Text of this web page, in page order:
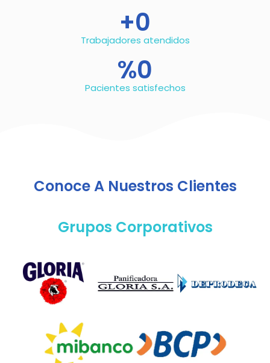
Trabajadores atendidos
+0
Pacientes satisfechos
%0
Conoce A Nuestros Clientes
Grupos Corporativos
Cartera De Clientes